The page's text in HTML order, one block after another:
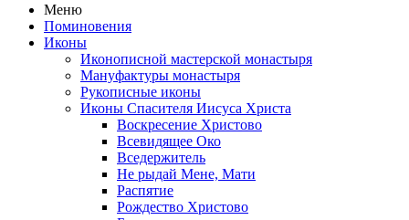
Меню
Поминовения
Иконы
Иконописной мастерской монастыря
Мануфактуры монастыря
Рукописные иконы
Иконы Спасителя Иисуса Христа
Воскресение Христово
Всевидящее Око
Вседержитель
Не рыдай Мене, Мати
Распятие
Рождество Христово